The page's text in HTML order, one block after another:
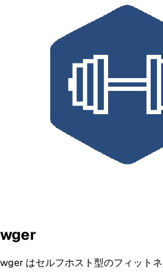
wger
wger はセルフホスト型のフィット